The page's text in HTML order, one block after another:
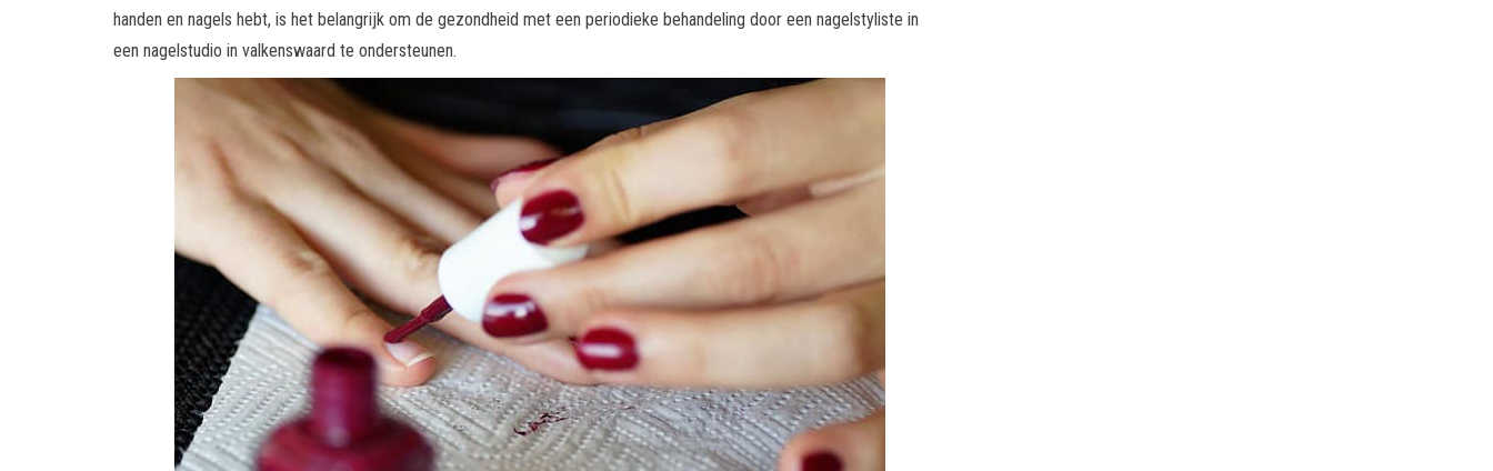
handen en nagels hebt, is het belangrijk om de gezondheid met een periodieke behandeling door een nagelstyliste in
een nagelstudio in valkenswaard te ondersteunen.